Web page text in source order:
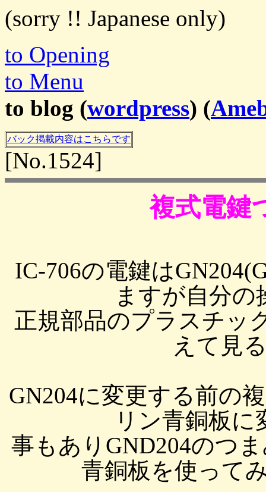
(sorry !! Japanese only)
to Opening
to Menu
to blog (wordpress) (
バック掲載内容はこちらです
[No.1524]
複式電鍵
IC-706の電鍵は
ますが自分
正規部品のプラスチッ
えて見
GN204に変更する前の
リン青銅板
事もありGND204のつ
青銅板を使って